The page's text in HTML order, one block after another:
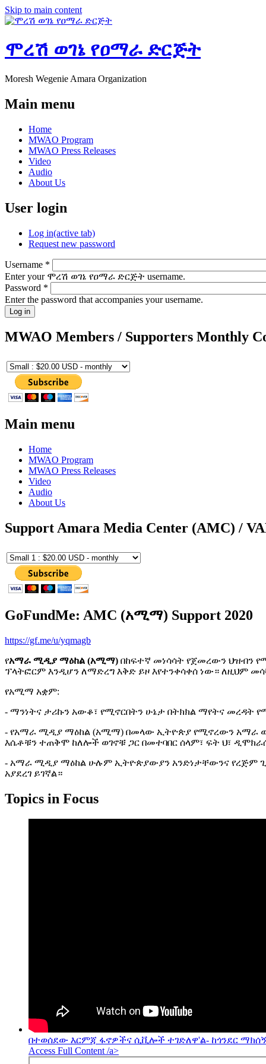
Skip to main content
ሞረሽ ወገኔ የዐማራ ድርጅት
Moresh Wegenie Amara Organization
Main menu
Home
MWAO Program
MWAO Press Releases
Video
Audio
About Us
User login
Log in(active tab)
Request new password
Username *
Enter your ሞረሽ ወገኔ የዐማራ ድርጅት username.
Password *
Enter the password that accompanies your username.
MWAO Members / Supporters Monthly
Main menu
Home
MWAO Program
MWAO Press Releases
Video
Audio
About Us
Support Amara Media Center (AMC) /
GoFundMe: AMC (አሚማ) Support 2020
https://gf.me/u/yqmagb
የአማራ ሚዲያ ማዕከል (አሚማ) በከፍተኛ መነሳሳት የጀመረውን ህዝብን
ፕላትፎርም እንዲሆን ለማድረግ እቅድ ይዞ እየተንቀሳቀሰ ነው። ለዚህም
የአሚማ አቋም:
- ማንነትና ታሪኩን አውቆ፣ የሚኖርበትን ሁኔታ በትክክል ማየትና መረዳት
- የአማራ ሚዲያ ማዕከል (አሚማ) በመላው ኢትዮጵያ የሚኖረውን አማራ
እሴቶቹን ተጠቅሞ ከለሎች ወገኖቹ ጋር በመተባበር ሰላም፣ ፍት ህ፣
- አማራ ሚዲያ ማዕከል ሁሉም ኢትዮጵያውያን አንድነታቸውንና የረጅም ጊዜ
አያደረገ ይገኛል።
Topics in Focus
በተወሰደው እርምጃ ፋኖዎችና ሲቪሎች ተገድለዋ'ል- ከጎንደር
Access Full Content /a>